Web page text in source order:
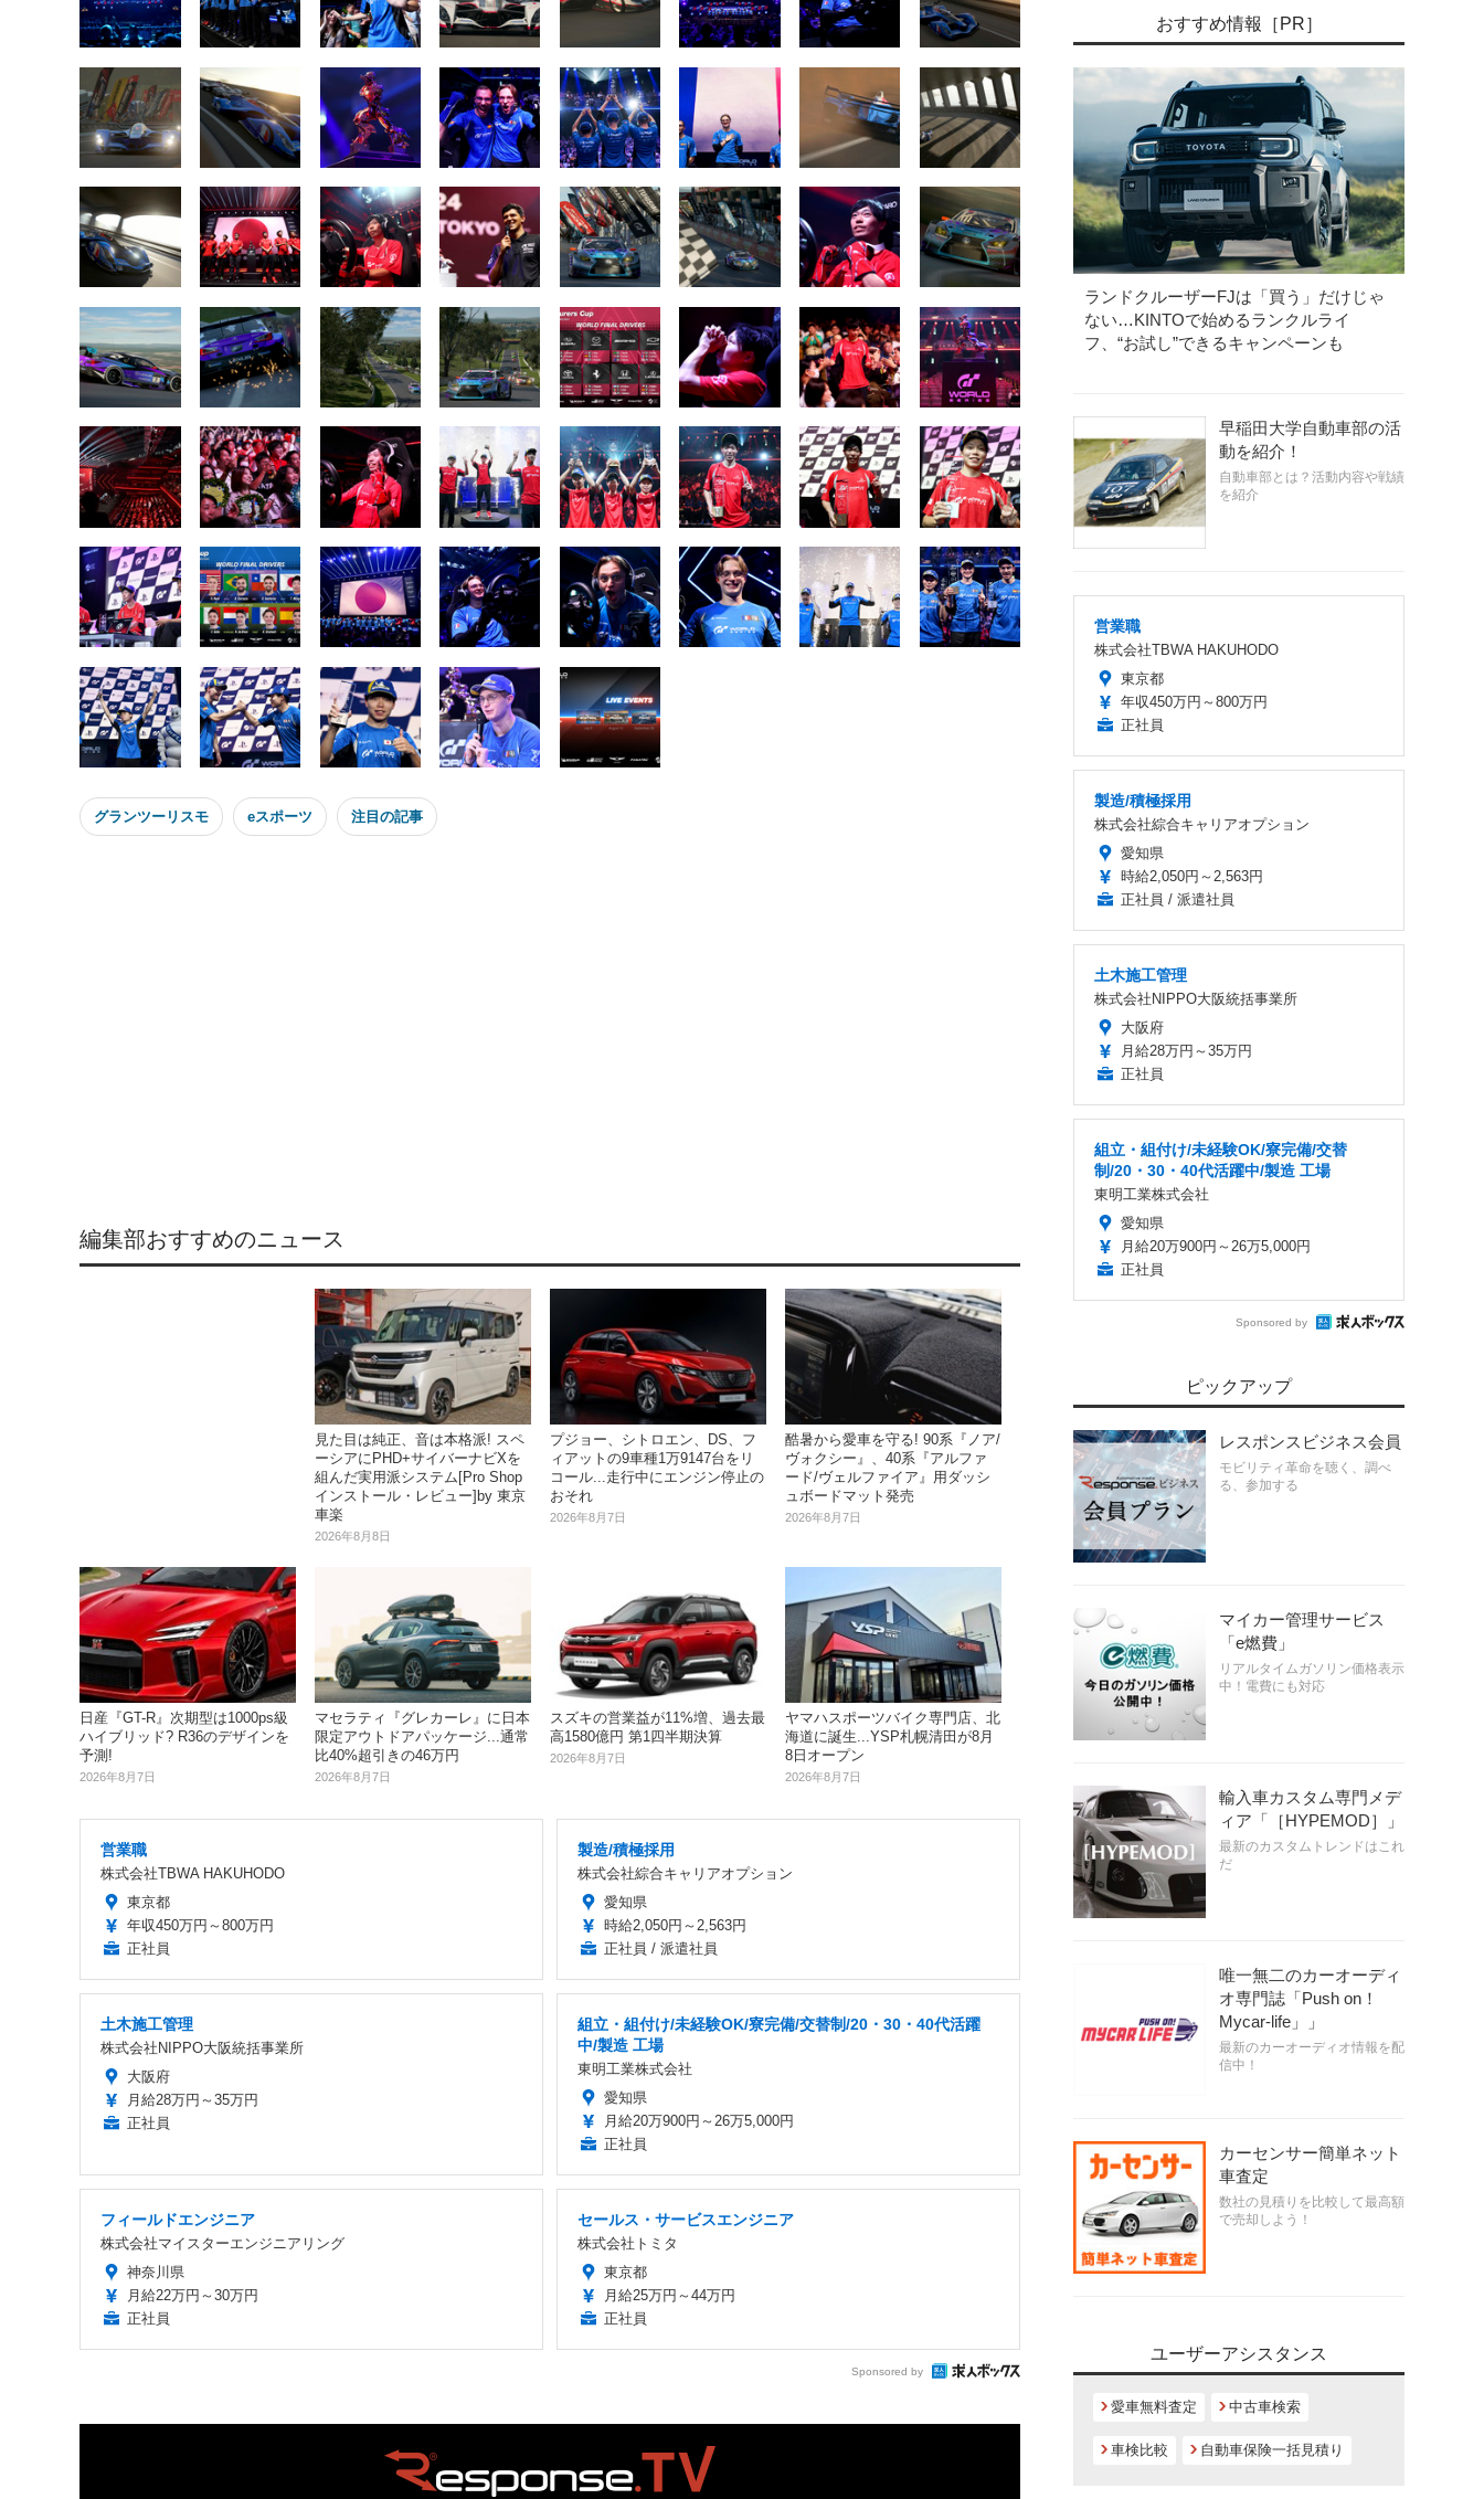
グランツーリスモ eスポーツ 注目の記事
編集部おすすめのニュース
見た目は純正、音は本格派! スペ
ーシアにPHD+サイバーナビXを
組んだ実用派システム[Pro Shop
インストール・レビュー]by 東京
車楽
2026年8月8日
プジョー、シトロエン、DS、フ
ィアットの9車種1万9147台をリ
コール...走行中にエンジン停止の
おそれ
2026年8月7日
酷暑から愛車を守る! 90系『ノア/
ヴォクシー』、40系『アルファ
ード/ヴェルファイア』用ダッシ
ュボードマット発売
2026年8月7日
日産『GT-R』次期型は1000ps級
ハイブリッド? R36のデザインを
予測!
2026年8月7日
マセラティ『グレカーレ』に日本
限定アウトドアパッケージ...通常
比40%超引きの46万円
2026年8月7日
スズキの営業益が11%増、過去最
高1580億円 第1四半期決算
2026年8月7日
ヤマハスポーツバイク専門店、北
海道に誕生...YSP札幌清田が8月
8日オープン
2026年8月7日
営業職
株式会社TBWA HAKUHODO
東京都
年収450万円～800万円
正社員
製造/積極採用
株式会社綜合キャリアオプション
愛知県
時給2,050円～2,563円
正社員 / 派遣社員
土木施工管理
株式会社NIPPO大阪統括事業所
大阪府
月給28万円～35万円
正社員
組立・組付け/未経験OK/寮完備/交替制/20・30・40代活躍
中/製造 工場
東明工業株式会社
愛知県
月給20万900円～26万5,000円
正社員
フィールドエンジニア
株式会社マイスターエンジニアリング
神奈川県
月給22万円～30万円
正社員
セールス・サービスエンジニア
株式会社トミタ
東京都
月給25万円～44万円
正社員
Sponsored by
おすすめ情報［PR］
ランドクルーザーFJは「買う」だけじゃ
ない…KINTOで始めるランクルライ
フ、“お試し”できるキャンペーンも
早稲田大学自動車部の活
動を紹介！
自動車部とは？活動内容や戦績
を紹介
営業職
株式会社TBWA HAKUHODO
東京都
年収450万円～800万円
正社員
製造/積極採用
株式会社綜合キャリアオプション
愛知県
時給2,050円～2,563円
正社員 / 派遣社員
土木施工管理
株式会社NIPPO大阪統括事業所
大阪府
月給28万円～35万円
正社員
組立・組付け/未経験OK/寮完備/交替
制/20・30・40代活躍中/製造 工場
東明工業株式会社
愛知県
月給20万900円～26万5,000円
正社員
Sponsored by
ピックアップ
レスポンスビジネス会員
モビリティ革命を聴く、調べ
る、参加する
マイカー管理サービス
「e燃費」
リアルタイムガソリン価格表示
中！電費にも対応
輸入車カスタム専門メデ
ィア「［HYPEMOD］」
最新のカスタムトレンドはこれ
だ
唯一無二のカーオーディ
オ専門誌「Push on！
Mycar-life」」
最新のカーオーディオ情報を配
信中！
カーセンサー簡単ネット
車査定
数社の見積りを比較して最高額
で売却しよう！
ユーザーアシスタンス
愛車無料査定 中古車検索
車検比較 自動車保険一括見積り